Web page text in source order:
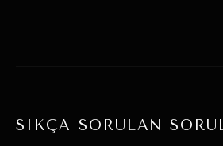
SIKÇA SORULAN